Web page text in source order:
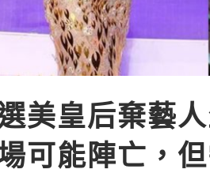
美皇后棄藝
可能陣亡，